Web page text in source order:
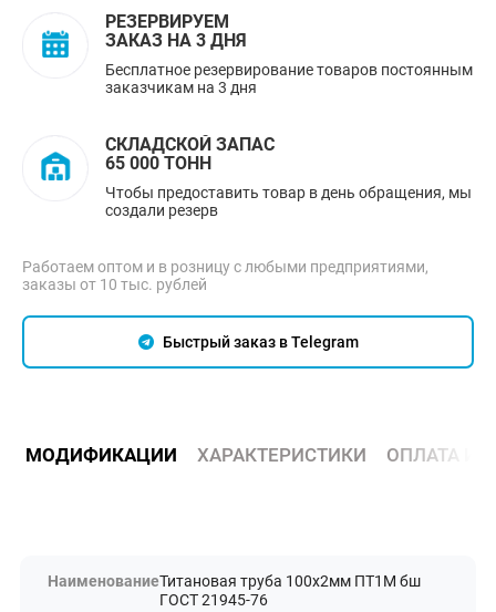
РЕЗЕРВИРУЕМ
ЗАКАЗ НА 3 ДНЯ
Бесплатное резервирование товаров постоянным
заказчикам на 3 дня
СКЛАДСКОЙ ЗАПАС
65 000 ТОНН
Чтобы предоставить товар в день обращения, мы
создали резерв
Работаем оптом и в розницу с любыми предприятиями,
заказы от 10 тыс. рублей
Быстрый заказ в Telegram
МОДИФИКАЦИИ ХАРАКТЕРИСТИКИ ОПЛАТА И
Титановая труба 100х2мм ПТ1М бш
ГОСТ 21945-76